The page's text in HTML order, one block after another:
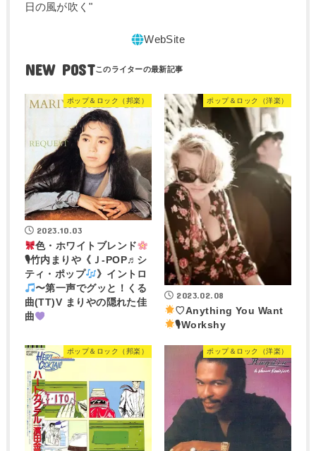
日の風が吹く"
NEW POST
ポップ＆ロック（邦楽）
2023.10.03
色・ホワイトブレンド
🎙竹内まりや《Ｊ-POP♬シ
ティ・ポップ
》イントロ
〜第一声でグッと！くる
曲(TT)V まりやの隠れた佳
曲
ポップ＆ロック（洋楽）
2023.02.08
♡Anything You Want
🎙Workshy
ポップ＆ロック（邦楽） ポップ＆ロック（洋楽）